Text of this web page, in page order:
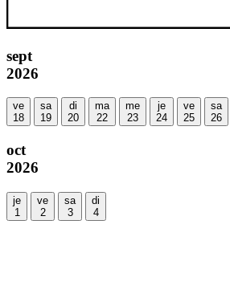
sept
2026
ve
18
sa
19
di
20
ma
22
me
23
je
24
ve
25
sa
26
oct
2026
je
1
ve
2
sa
3
di
4